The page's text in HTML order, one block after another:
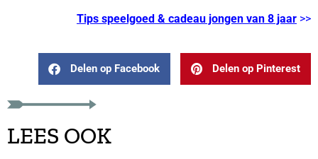
Tips speelgoed & cadeau jongen van 8 jaar >>
Delen op Facebook Delen op Pinterest
LEES OOK